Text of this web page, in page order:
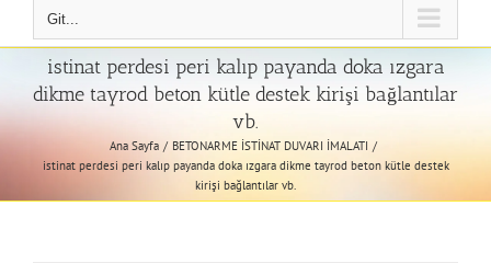
Git...
istinat perdesi peri kalıp payanda doka ızgara
dikme tayrod beton kütle destek kirişi bağlantılar
vb.
Ana Sayfa
BETONARME İSTİNAT DUVARI İMALATI
istinat perdesi peri kalıp payanda doka ızgara dikme tayrod beton kütle destek
kirişi bağlantılar vb.